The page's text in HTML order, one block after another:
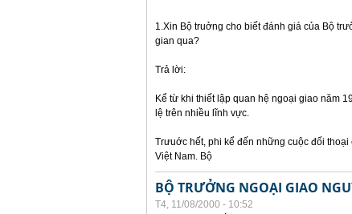
1.Xin Bộ truởng cho biết đánh giá của Bộ
gian qua?
Trả lời:
Kể từ khi thiết lập quan hệ ngoại giao năm
lệ trên nhiều lĩnh vực.
Trưuớc hết, phi kể đến những cuộc đối
Việt Nam. Bộ
BỘ TRƯỞNG NGOẠI GIAO
T4, 11/08/2000 - 10:52